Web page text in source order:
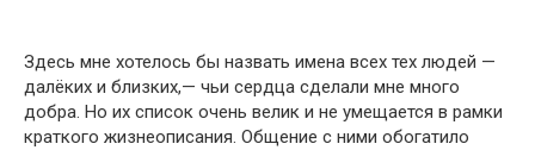
Здесь мне хотелось бы назвать имена всех тех людей —
далёких и близких,— чьи сердца сделали мне много
добра. Но их список очень велик и не умещается в рамки
краткого жизнеописания. Общение с ними обогатило